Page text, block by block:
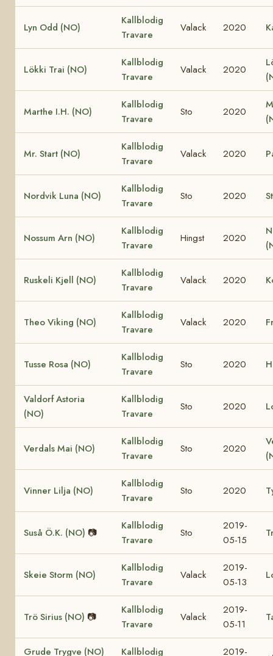
Lyn Odd (NO)
Kallblodig
Travare
Valack 2020
Lökki Trai (NO)
Kallblodig
Travare
Valack 2020
Marthe I.H. (NO)
Kallblodig
Travare
Sto 2020
Mr. Start (NO)
Kallblodig
Travare
Valack 2020
Nordvik Luna (NO)
Kallblodig
Travare
Sto 2020
Nossum Arn (NO)
Kallblodig
Travare
Hingst 2020
Ruskeli Kjell (NO)
Kallblodig
Travare
Valack 2020
Theo Viking (NO)
Kallblodig
Travare
Valack 2020
Tusse Rosa (NO)
Kallblodig
Travare
Sto 2020
Valdorf Astoria
(NO)
Kallblodig
Travare
Sto 2020
Verdals Mai (NO)
Kallblodig
Travare
Sto 2020
Vinner Lilja (NO)
Kallblodig
Travare
Sto 2020
Suså Ö.K. (NO) 📷
Kallblodig
Travare
Sto
2019-
05-15
Skeie Storm (NO)
Kallblodig
Travare
Valack
2019-
05-13
Trö Sirius (NO) 📷
Kallblodig
Travare
Valack
2019-
05-11
Grude Trygve (NO) Kallblodig 2019-